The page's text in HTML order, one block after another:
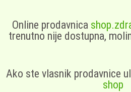
Online prodavnica
trenutno nije dostupna,
Ako ste vlasnik prodavnice
shop